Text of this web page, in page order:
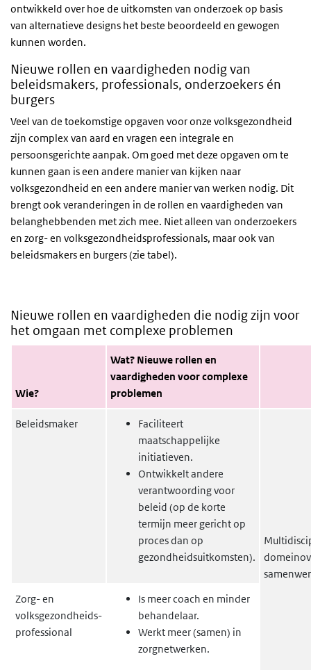
ontwikkeld over hoe de uitkomsten van onderzoek op basis
van alternatieve designs het beste beoordeeld en gewogen
kunnen worden.
Nieuwe rollen en vaardigheden nodig van
beleidsmakers, professionals, onderzoekers én
burgers
Veel van de toekomstige opgaven voor onze volksgezondheid
zijn complex van aard en vragen een integrale en
persoonsgerichte aanpak. Om goed met deze opgaven om te
kunnen gaan is een andere manier van kijken naar
volksgezondheid en een andere manier van werken nodig. Dit
brengt ook veranderingen in de rollen en vaardigheden van
belanghebbenden met zich mee. Niet alleen van onderzoekers
en zorg- en volksgezondheidsprofessionals, maar ook van
beleidsmakers en burgers (zie tabel).
Nieuwe rollen en vaardigheden die nodig zijn voor
het omgaan met complexe problemen
Wie?
Wat? Nieuwe rollen en
vaardigheden voor complexe
problemen
Beleidsmaker
Faciliteert
maatschappelijke
initiatieven.
Ontwikkelt andere
verantwoording voor
beleid (op de korte
termijn meer gericht op
proces dan op
gezondheidsuitkomsten).
Zorg- en
volksgezondheids-
professional
Is meer coach en minder
behandelaar.
Werkt meer (samen) in
zorgnetwerken.